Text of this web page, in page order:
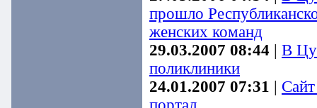
прошло
женских команд
29.03.2007 08:44 | В
поликлиники
24.01.2007 07:31 |